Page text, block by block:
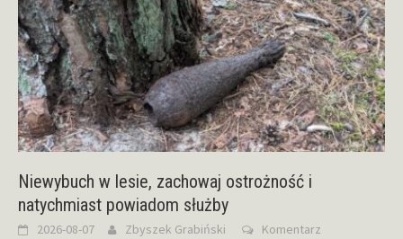
Niewybuch w lesie, zachowaj ostrożność i
natychmiast powiadom służby
2026-08-07 Zbyszek Grabiński Komentarz